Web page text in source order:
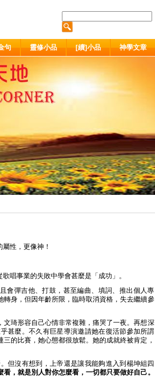
句 靈修小品 [續]小品 神學文章
性，更像神！
唱事業的失敗中學會甚麼是「成功」。
會彈吉他、打鼓，甚至編曲、填詞、推出個人專
身，但因年齡所限，臨時取消資格，失去繼續參
琦形容自己心情非常複雜，痛哭了一夜。再想深
甚麼。不久有巨星導演邀請她在復活節參加所謂
的比賽，她心態都很放鬆。她的成就終被肯定，
但沒有想到，上帝還是讓我能夠進入到楊坤組四
，就是別人對你怎麼看，一切都只要做好自己。